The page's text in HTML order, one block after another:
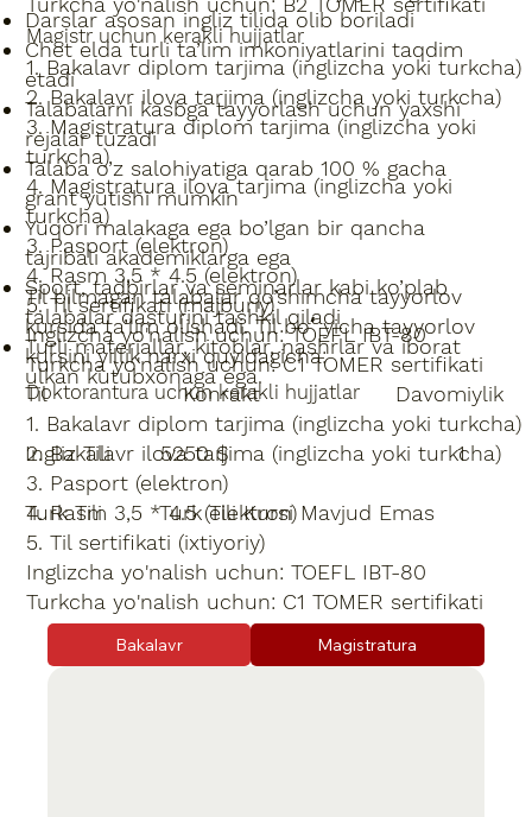
Darslar asosan ingliz tilida olib boriladi
Chet elda turli ta’lim imkoniyatlarini taqdim
etadi
Talabalarni kasbga tayyorlash uchun yaxshi
rejalar tuzadi
Talaba o’z salohiyatiga qarab 100 % gacha
grant yutishi mumkin
Yuqori malakaga ega bo’lgan bir qancha
tajribali akademiklarga ega
Sport, tadbirlar va seminarlar kabi ko’plab
talabalar dasturini tashkil qiladi
Turli materiallar, kitoblar, nashrlar va iborat
ulkan kutubxonaga ega.
Til bilmagan talabalar qo’shimcha tayyorlov
kursida ta’lim olishadi. Til boʻyicha tayyorlov
kursini yillik narxi quyidagicha:
Til Konrakt Davomiylik
Ingliz Tili 5250 $ 1
Turk Tili Turk Tili Kursi Mavjud Emas
Magistr uchun kerakli hujjatlar
1. Bakalavr diplom tarjima (inglizcha yoki turkcha)
2. Bakalavr ilova tarjima (inglizcha yoki turkcha)
3. Magistratura diplom tarjima (inglizcha yoki
turkcha)
4. Magistratura ilova tarjima (inglizcha yoki
turkcha)
3. Pasport (elektron)
4. Rasm 3,5 * 4.5 (elektron)
5. Til sertifikati (majburiy)
Inglizcha yo'nalish uchun: TOEFL IBT-80
Turkcha yo'nalish uchun: C1 TOMER sertifikati
Doktorantura uchun kerakli hujjatlar
1. Bakalavr diplom tarjima (inglizcha yoki turkcha)
2. Bakalavr ilova tarjima (inglizcha yoki turkcha)
3. Pasport (elektron)
4. Rasm 3,5 * 4.5 (elektron)
5. Til sertifikati (ixtiyoriy)
Inglizcha yo'nalish uchun: TOEFL IBT-80
Turkcha yo'nalish uchun: C1 TOMER sertifikati
Bakalavr Magistratura